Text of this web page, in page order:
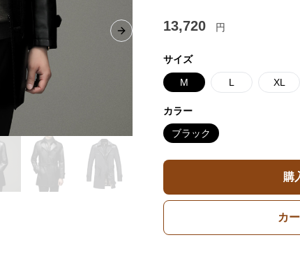
Next slide
13,720 円
サイズ
M L XL
カラー
ブラック
購
カ